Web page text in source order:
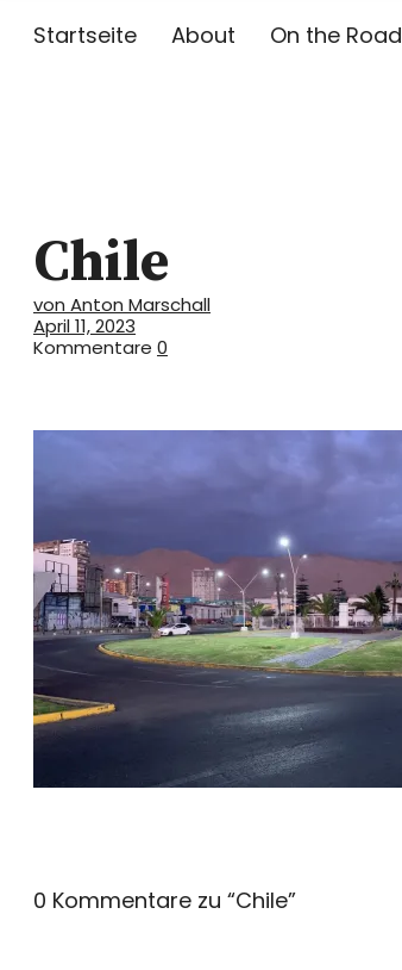
Startseite About On the Road
TONI MARSCHALL AUF REISEN
Chile
von Anton Marschall
April 11, 2023
Kommentare 0
0 Kommentare zu “Chile”